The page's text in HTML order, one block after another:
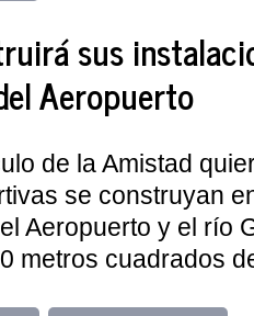
sus
Aeropuerto
de la Amistad
se construyan
Aeropuerto y el río
metros cuadrados